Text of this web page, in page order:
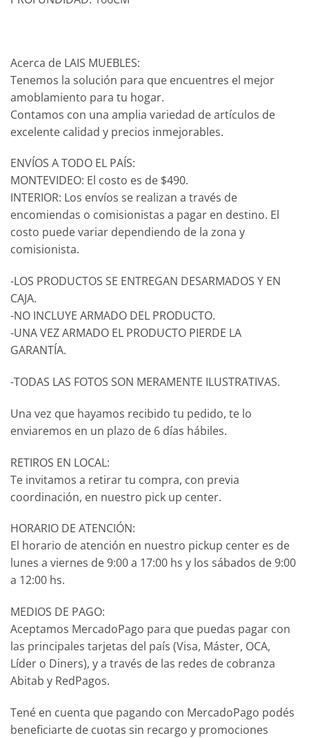
Acerca de LAIS MUEBLES:
Tenemos la solución para que encuentres el mejor
amoblamiento para tu hogar.
Contamos con una amplia variedad de artículos de
excelente calidad y precios inmejorables.
ENVÍOS A TODO EL PAÍS:
MONTEVIDEO: El costo es de $490.
INTERIOR: Los envíos se realizan a través de
encomiendas o comisionistas a pagar en destino. El
costo puede variar dependiendo de la zona y
comisionista.
-LOS PRODUCTOS SE ENTREGAN DESARMADOS Y EN
CAJA.
-NO INCLUYE ARMADO DEL PRODUCTO.
-UNA VEZ ARMADO EL PRODUCTO PIERDE LA
GARANTÍA.
-TODAS LAS FOTOS SON MERAMENTE ILUSTRATIVAS.
Una vez que hayamos recibido tu pedido, te lo
enviaremos en un plazo de 6 días hábiles.
RETIROS EN LOCAL:
Te invitamos a retirar tu compra, con previa
coordinación, en nuestro pick up center.
HORARIO DE ATENCIÓN:
El horario de atención en nuestro pickup center es de
lunes a viernes de 9:00 a 17:00 hs y los sábados de 9:00
a 12:00 hs.
MEDIOS DE PAGO:
Aceptamos MercadoPago para que puedas pagar con
las principales tarjetas del país (Visa, Máster, OCA,
Líder o Diners), y a través de las redes de cobranza
Abitab y RedPagos.
Tené en cuenta que pagando con MercadoPago podés
beneficiarte de cuotas sin recargo y promociones